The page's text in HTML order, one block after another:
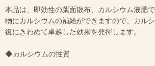
本品は、即効性の葉面散布、カルシウム液肥
物にカルシウムの補給ができますので、カル
復にきわめて卓越した効果を発揮します。
◆カルシウムの性質